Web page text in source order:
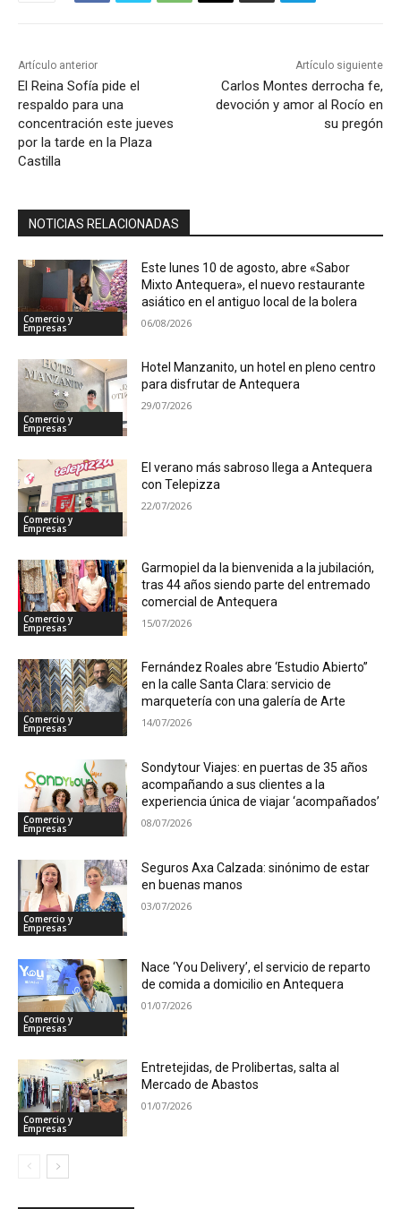
Artículo anterior
El Reina Sofía pide el
respaldo para una
concentración este jueves
por la tarde en la Plaza
Castilla
Artículo siguiente
Carlos Montes derrocha fe,
devoción y amor al Rocío en
su pregón
NOTICIAS RELACIONADAS
Comercio y
Empresas
Este lunes 10 de agosto, abre «Sabor
Mixto Antequera», el nuevo restaurante
asiático en el antiguo local de la bolera
06/08/2026
Comercio y
Empresas
Hotel Manzanito, un hotel en pleno centro
para disfrutar de Antequera
29/07/2026
Comercio y
Empresas
El verano más sabroso llega a Antequera
con Telepizza
22/07/2026
Comercio y
Empresas
Garmopiel da la bienvenida a la jubilación,
tras 44 años siendo parte del entremado
comercial de Antequera
15/07/2026
Comercio y
Empresas
Fernández Roales abre ‘Estudio Abierto”
en la calle Santa Clara: servicio de
marquetería con una galería de Arte
14/07/2026
Comercio y
Empresas
Sondytour Viajes: en puertas de 35 años
acompañando a sus clientes a la
experiencia única de viajar ‘acompañados’
08/07/2026
Comercio y
Empresas
Seguros Axa Calzada: sinónimo de estar
en buenas manos
03/07/2026
Comercio y
Empresas
Nace ‘You Delivery’, el servicio de reparto
de comida a domicilio en Antequera
01/07/2026
Comercio y
Empresas
Entretejidas, de Prolibertas, salta al
Mercado de Abastos
01/07/2026